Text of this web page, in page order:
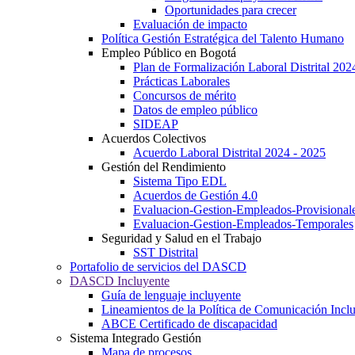
Oportunidades para crecer
Evaluación de impacto
Política Gestión Estratégica del Talento Humano
Empleo Público en Bogotá
Plan de Formalización Laboral Distrital
Prácticas Laborales
Concursos de mérito
Datos de empleo público
SIDEAP
Acuerdos Colectivos
Acuerdo Laboral Distrital 2024 - 2025
Gestión del Rendimiento
Sistema Tipo EDL
Acuerdos de Gestión 4.0
Evaluacion-Gestion-Empleados-
Evaluacion-Gestion-Empleados-Temporales
Seguridad y Salud en el Trabajo
SST Distrital
Portafolio de servicios del DASCD
DASCD Incluyente
Guía de lenguaje incluyente
Lineamientos de la Política de Comunicación
ABCE Certificado de discapacidad
Sistema Integrado Gestión
Mapa de procesos